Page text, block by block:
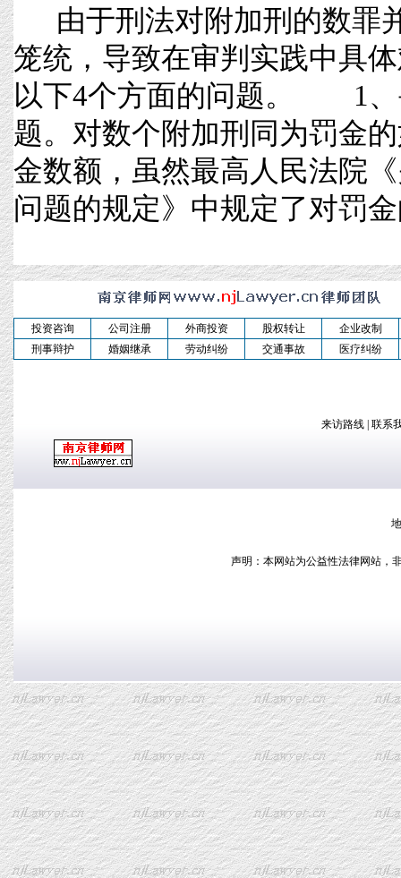
由于刑法对附加刑的数罪
笼统，导致在审判实践中具
以下4个方面的问题。 1、
题。对数个附加刑同为罚金
金数额，虽然最高人民法院
问题的规定》中规定了对罚
投资咨询 公司注册 外商投资 股权转让
企业改制
刑事辩护
婚姻继承 劳动纠纷 交通事故 医疗纠纷
来访路线 联系
声明：本网站为公益性法律网站，